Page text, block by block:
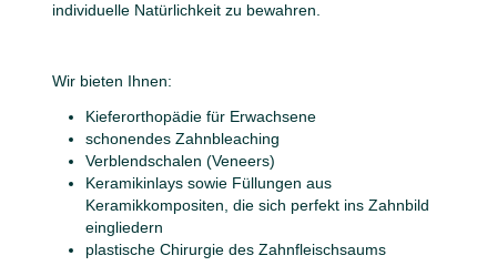
individuelle Natürlichkeit zu bewahren.
Wir bieten Ihnen:
Kieferorthopädie für Erwachsene
schonendes Zahnbleaching
Verblendschalen (Veneers)
Keramikinlays sowie Füllungen aus
Keramikkompositen, die sich perfekt ins Zahnbild
eingliedern
plastische Chirurgie des Zahnfleischsaums